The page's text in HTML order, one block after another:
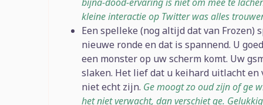
kleine interactie op Twitter was alles
Een spelleke (nog altijd dat van Frozen)
nieuwe ronde en dat is spannend. U
een monster op uw scherm komt. Uw
slaken. Het lief dat u keihard uitlacht en
niet echt zijn. Ge moogt zo oud zijn of ge
het niet verwacht, dan verschiet ge.